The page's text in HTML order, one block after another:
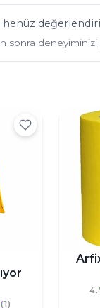
henüz
sonra deneyiminizi
(1)